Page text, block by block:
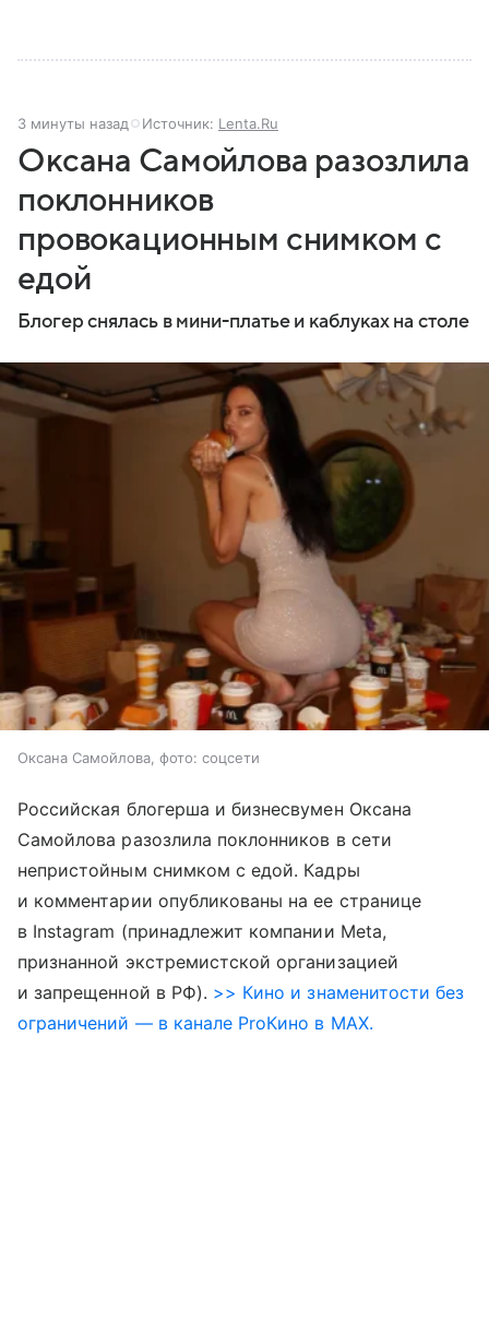
3 минуты назад Источник: Lenta.Ru
Оксана Самойлова разозлила
поклонников
провокационным снимком с
едой
Блогер снялась в мини-платье и каблуках на столе
Оксана Самойлова, фото: соцсети
Российская блогерша и бизнесвумен Оксана
Самойлова разозлила поклонников в сети
непристойным снимком с едой. Кадры
и комментарии опубликованы на ее странице
в Instagram (принадлежит компании Meta,
признанной экстремистской организацией
и запрещенной в РФ). >> Кино и знаменитости без
ограничений — в канале ProКино в MAX.